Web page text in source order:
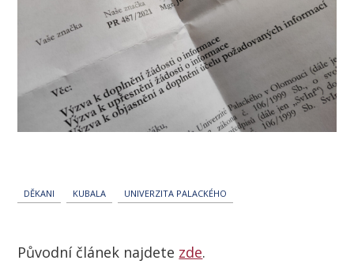
DĚKANI KUBALA UNIVERZITA PALACKÉHO
Původní článek najdete zde.